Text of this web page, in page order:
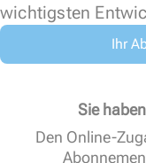
wichtigsten
Ihr
Sie
Den Online-